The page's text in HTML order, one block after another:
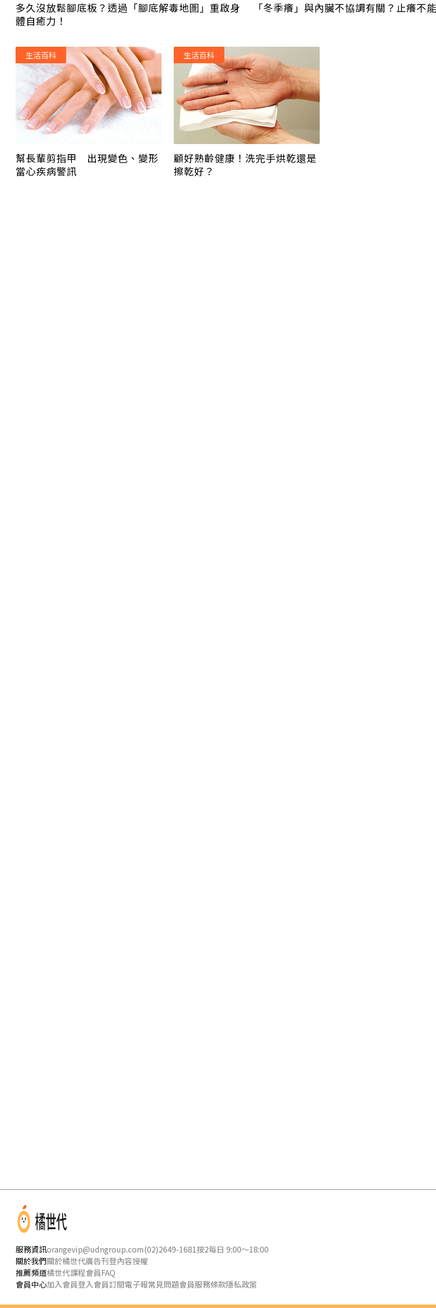
多久沒放鬆腳底板？透過「腳底解毒地圖」重啟身
體自癒力！
「冬季癢」與內臟不協調有關？止癢不
幫長輩剪指甲 出現變色、變形
當心疾病警訊
生活百科
顧好熟齡健康！洗完手烘乾還是
擦乾好？
生活百科
服務資訊orangevip@udngroup.com(02)2649-1681按2每日 9:00～18:00
關於我們關於橘世代廣告刊登內容授權
推薦頻道橘世代課程會員FAQ
會員中心加入會員登入會員訂閱電子報常見問題會員服務條款隱私政策